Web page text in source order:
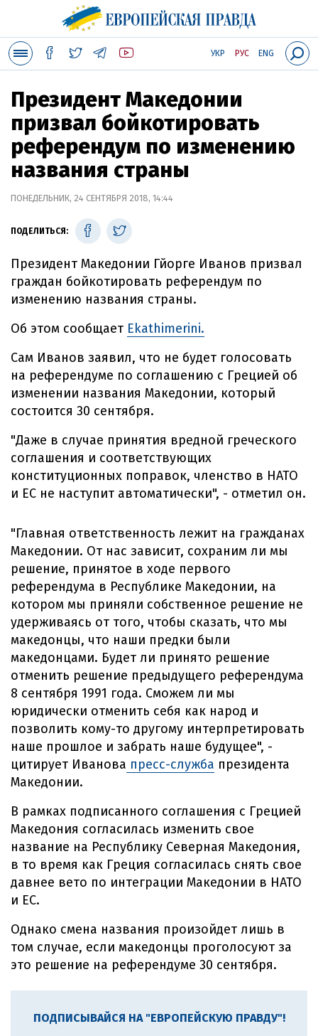
УКР РУС ENG
Президент Македонии
призвал бойкотировать
референдум по изменению
названия страны
ПОНЕДЕЛЬНИК, 24 СЕНТЯБРЯ 2018, 14:44
ПОДЕЛИТЬСЯ:
Президент Македонии Гйорге Иванов призвал
граждан бойкотировать референдум по
изменению названия страны.
Об этом сообщает Ekathimerini.
Сам Иванов заявил, что не будет голосовать
на референдуме по соглашению с Грецией об
изменении названия Македонии, который
состоится 30 сентября.
"Даже в случае принятия вредной греческого
соглашения и соответствующих
конституционных поправок, членство в НАТО
и ЕС не наступит автоматически", - отметил он.
"Главная ответственность лежит на гражданах
Македонии. От нас зависит, сохраним ли мы
решение, принятое в ходе первого
референдума в Республике Македонии, на
котором мы приняли собственное решение не
удерживаясь от того, чтобы сказать, что мы
македонцы, что наши предки были
македонцами. Будет ли принято решение
отменить решение предыдущего референдума
8 сентября 1991 года. Сможем ли мы
юридически отменить себя как народ и
позволить кому-то другому интерпретировать
наше прошлое и забрать наше будущее", -
цитирует Иванова пресс-служба президента
Македонии.
В рамках подписанного соглашения с Грецией
Македония согласилась изменить свое
название на Республику Северная Македония,
в то время как Греция согласилась снять свое
давнее вето по интеграции Македонии в НАТО
и ЕС.
Однако смена названия произойдет лишь в
том случае, если македонцы проголосуют за
это решение на референдуме 30 сентября.
ПОДПИСЫВАЙСЯ НА "ЕВРОПЕЙСКУЮ ПРАВДУ"!